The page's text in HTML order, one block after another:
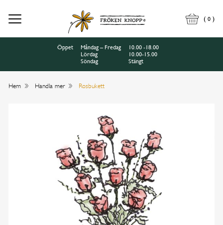
( 0 )
Öppet Måndag – Fredag
10.00 -18.00
Lördag
10.00-15.00
Söndag
Stängt
Hem Handla mer Rosbukett